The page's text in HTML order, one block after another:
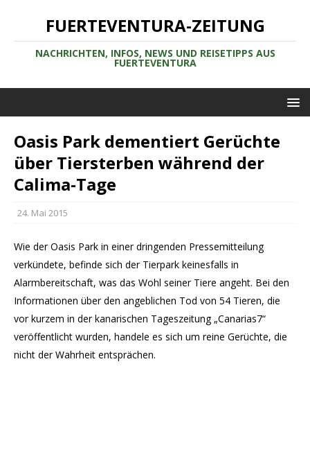
FUERTEVENTURA-ZEITUNG
NACHRICHTEN, INFOS, NEWS UND REISETIPPS AUS
FUERTEVENTURA
Oasis Park dementiert Gerüchte
über Tiersterben während der
Calima-Tage
24. Mai 2015
Wie der Oasis Park in einer dringenden Pressemitteilung
verkündete, befinde sich der Tierpark keinesfalls in
Alarmbereitschaft, was das Wohl seiner Tiere angeht. Bei den
Informationen über den angeblichen Tod von 54 Tieren, die
vor kurzem in der kanarischen Tageszeitung „Canarias7“
veröffentlicht wurden, handele es sich um reine Gerüchte, die
nicht der Wahrheit entsprächen.